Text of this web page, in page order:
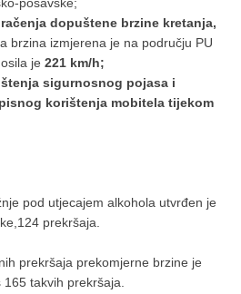
dopuštene brzine kretanja,
brzina izmjerena je na području PU
je221 km/h;
sigurnosnog pojasa i
korištenja mobitelatijekom
pod utjecajem alkohola utvrđen je
prekršaja.
prekršaja prekomjerne brzine je
takvih prekršaja.